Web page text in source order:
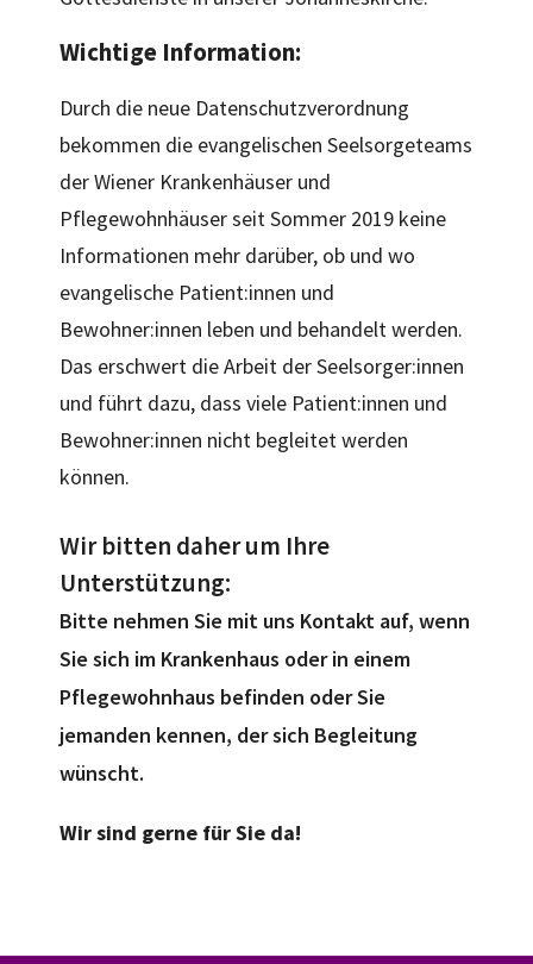
Wichtige Information:
Durch die neue Datenschutzverordnung
bekommen die evangelischen Seelsorgeteams
der Wiener Krankenhäuser und
Pflegewohnhäuser seit Sommer 2019 keine
Informationen mehr darüber, ob und wo
evangelische Patient:innen und
Bewohner:innen leben und behandelt werden.
Das erschwert die Arbeit der Seelsorger:innen
und führt dazu, dass viele Patient:innen und
Bewohner:innen nicht begleitet werden
können.
Wir bitten daher um Ihre
Unterstützung:
Bitte nehmen Sie mit uns Kontakt auf, wenn
Sie sich im Krankenhaus oder in einem
Pflegewohnhaus befinden oder Sie
jemanden kennen, der sich Begleitung
wünscht.
Wir sind gerne für Sie da!